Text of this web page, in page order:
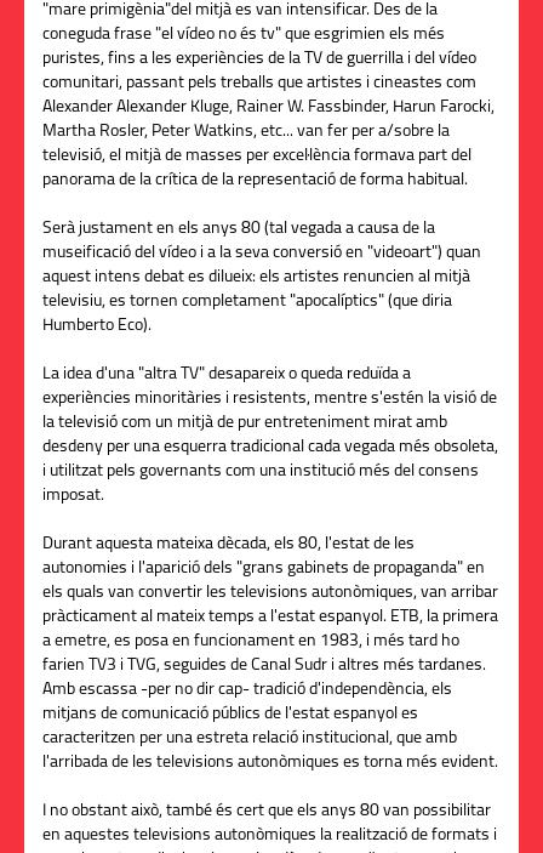
"mare primigènia"del mitjà es van intensificar. Des de la
coneguda frase "el vídeo no és tv" que esgrimien els més
puristes, fins a les experiències de la TV de guerrilla i del vídeo
comunitari, passant pels treballs que artistes i cineastes com
Alexander Alexander Kluge, Rainer W. Fassbinder, Harun Farocki,
Martha Rosler, Peter Watkins, etc... van fer per a/sobre la
televisió, el mitjà de masses per excel·lència formava part del
panorama de la crítica de la representació de forma habitual.
Serà justament en els anys 80 (tal vegada a causa de la
museificació del vídeo i a la seva conversió en "videoart") quan
aquest intens debat es dilueix: els artistes renuncien al mitjà
televisiu, es tornen completament "apocalíptics" (que diria
Humberto Eco).
La idea d'una "altra TV" desapareix o queda reduïda a
experiències minoritàries i resistents, mentre s'estén la visió de
la televisió com un mitjà de pur entreteniment mirat amb
desdeny per una esquerra tradicional cada vegada més obsoleta,
i utilitzat pels governants com una institució més del consens
imposat.
Durant aquesta mateixa dècada, els 80, l'estat de les
autonomies i l'aparició dels "grans gabinets de propaganda" en
els quals van convertir les televisions autonòmiques, van arribar
pràcticament al mateix temps a l'estat espanyol. ETB, la primera
a emetre, es posa en funcionament en 1983, i més tard ho
farien TV3 i TVG, seguides de Canal Sudr i altres més tardanes.
Amb escassa -per no dir cap- tradició d'independència, els
mitjans de comunicació públics de l'estat espanyol es
caracteritzen per una estreta relació institucional, que amb
l'arribada de les televisions autonòmiques es torna més evident.
I no obstant això, també és cert que els anys 80 van possibilitar
en aquestes televisions autonòmiques la realització de formats i